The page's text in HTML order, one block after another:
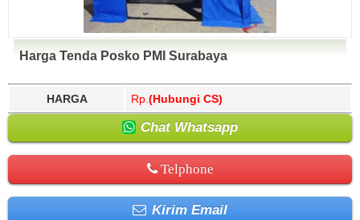
Harga Tenda Posko PMI Surabaya
HARGA Rp. (Hubungi CS)
Chat Whatsapp
Telphone
Kirim Email